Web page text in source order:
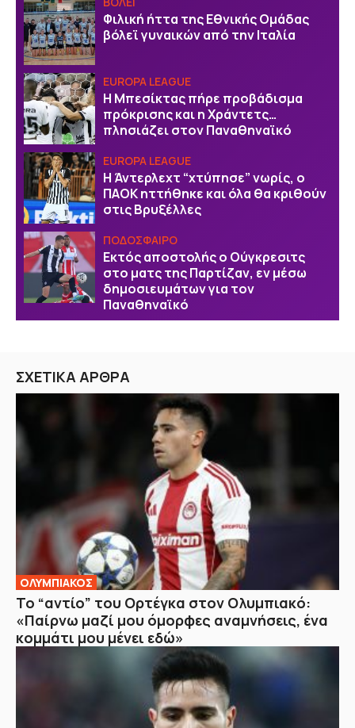
Φιλική ήττα της Εθνικής Ομάδας
βόλεϊ γυναικών από την Ιταλία
EUROPA LEAGUE
Η Μπεσίκτας πήρε προβάδισμα
πρόκρισης και η Χράντετς…
πλησιάζει στον Παναθηναϊκό
EUROPA LEAGUE
Η Άντερλεχτ “χτύπησε” νωρίς, ο
ΠΑΟΚ ηττήθηκε και όλα θα κριθούν
στις Βρυξέλλες
ΠΟΔΟΣΦΑΙΡΟ
Εκτός αποστολής ο Ούγκρεσιτς
στο ματς της Παρτίζαν, εν μέσω
δημοσιευμάτων για τον
Παναθηναϊκό
ΣΧΕΤΙΚΑ ΑΡΘΡΑ
ΟΛΥΜΠΙΑΚΟΣ
Το “αντίο” του Ορτέγκα στον Ολυμπιακό:
«Παίρνω μαζί μου όμορφες αναμνήσεις, ένα
κομμάτι μου μένει εδώ»